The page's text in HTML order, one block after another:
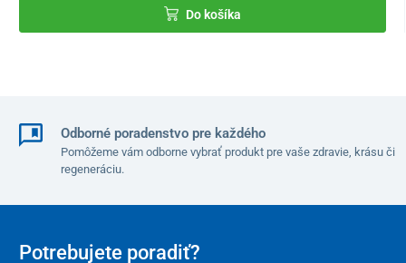
Do košíka
Odborné poradenstvo pre každého
Pomôžeme vám odborne vybrať produkt pre vaše zdravie, krásu či
regeneráciu.
Potrebujete poradiť?